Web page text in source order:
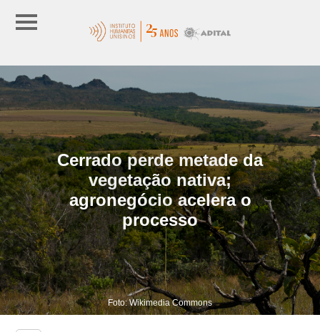
Cerrado perde metade da
vegetação nativa;
agronegócio acelera o
processo
Foto: Wikimedia Commons